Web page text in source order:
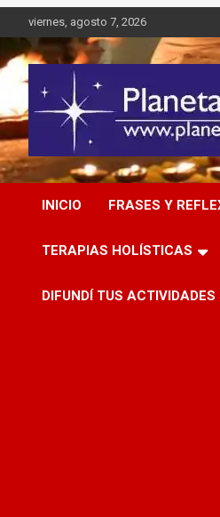
al
contenido
viernes, agosto 7, 2026
Planeta
Difusión de espiritualidad,
cursos, talleres y seminarios
INICIO
FRASES Y
TERAPIAS HOLÍSTICAS
DIFUNDÍ TUS ACTIVIDADES